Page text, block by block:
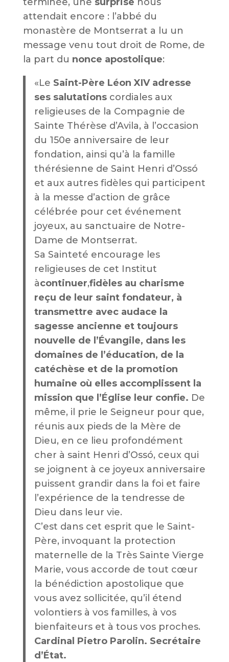
attendait encore : l’abbé du
monastère de Montserrat a lu un
message venu tout droit de Rome, de
la part du nonce apostolique:
«Le Saint-Père Léon XIV adresse
ses salutations cordiales aux
religieuses de la Compagnie de
Sainte Thérèse d’Avila, à l’occasion
du 150e anniversaire de leur
fondation, ainsi qu’à la famille
thérésienne de Saint Henri d’Ossó
et aux autres fidèles qui participent
à la messe d’action de grâce
célébrée pour cet événement
joyeux, au sanctuaire de Notre-
Dame de Montserrat.
Sa Sainteté encourage les
religieuses de cet Institut
àcontinuer,fidèles au charisme
reçu de leur saint fondateur, à
transmettre avec audace la
sagesse ancienne et toujours
nouvelle de l’Évangile, dans les
domaines de l’éducation, de la
catéchèse et de la promotion
humaine où elles accomplissent la
mission que l’Église leur confie. De
même, il prie le Seigneur pour que,
réunis aux pieds de la Mère de
Dieu, en ce lieu profondément
cher à saint Henri d’Ossó, ceux qui
se joignent à ce joyeux anniversaire
puissent grandir dans la foi et faire
l’expérience de la tendresse de
Dieu dans leur vie.
C’est dans cet esprit que le Saint-
Père, invoquant la protection
maternelle de la Très Sainte Vierge
Marie, vous accorde de tout cœur
la bénédiction apostolique que
vous avez sollicitée, qu’il étend
volontiers à vos familles, à vos
bienfaiteurs et à tous vos proches.
Cardinal Pietro Parolin. Secrétaire
d’État.